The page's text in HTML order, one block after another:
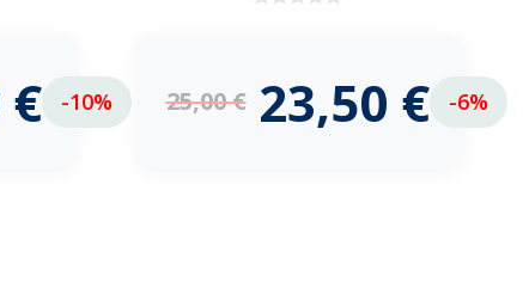
€ -10% 25,00€ 23,50 € -6%